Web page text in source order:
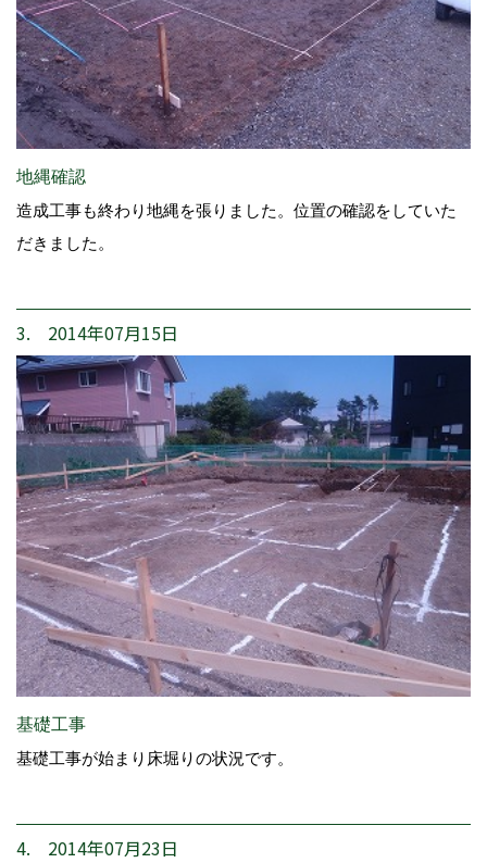
地縄確認
造成工事も終わり地縄を張りました。位置の確認をしていた
だきました。
3. 2014年07月15日
基礎工事
基礎工事が始まり床堀りの状況です。
4. 2014年07月23日